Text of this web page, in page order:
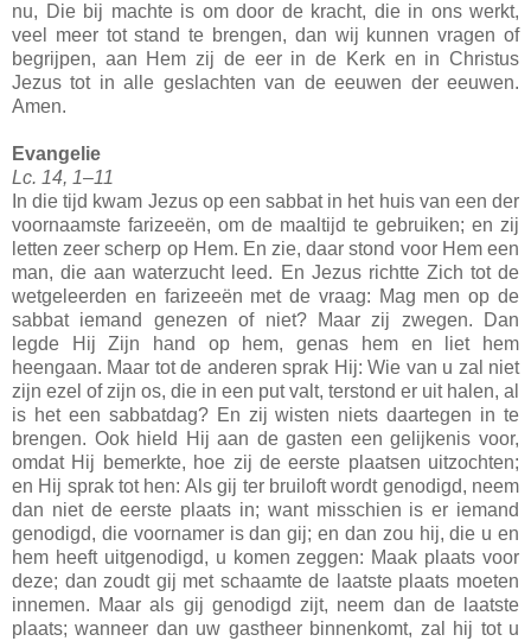
nu, Die bij machte is om door de kracht, die in ons werkt,
veel meer tot stand te brengen, dan wij kunnen vragen of
begrijpen, aan Hem zij de eer in de Kerk en in Christus
Jezus tot in alle geslachten van de eeuwen der eeuwen.
Amen.
Evangelie
Lc. 14, 1–11
In die tijd kwam Jezus op een sabbat in het huis van een der
voornaamste farizeeën, om de maaltijd te gebruiken; en zij
letten zeer scherp op Hem. En zie, daar stond voor Hem een
man, die aan waterzucht leed. En Jezus richtte Zich tot de
wetgeleerden en farizeeën met de vraag: Mag men op de
sabbat iemand genezen of niet? Maar zij zwegen. Dan
legde Hij Zijn hand op hem, genas hem en liet hem
heengaan. Maar tot de anderen sprak Hij: Wie van u zal niet
zijn ezel of zijn os, die in een put valt, terstond er uit halen, al
is het een sabbatdag? En zij wisten niets daartegen in te
brengen. Ook hield Hij aan de gasten een gelijkenis voor,
omdat Hij bemerkte, hoe zij de eerste plaatsen uitzochten;
en Hij sprak tot hen: Als gij ter bruiloft wordt genodigd, neem
dan niet de eerste plaats in; want misschien is er iemand
genodigd, die voornamer is dan gij; en dan zou hij, die u en
hem heeft uitgenodigd, u komen zeggen: Maak plaats voor
deze; dan zoudt gij met schaamte de laatste plaats moeten
innemen. Maar als gij genodigd zijt, neem dan de laatste
plaats; wanneer dan uw gastheer binnenkomt, zal hij tot u